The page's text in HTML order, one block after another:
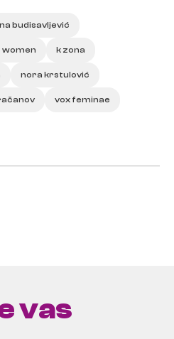
budisavljević
women k zona
nora krstulović
vox feminae
vas